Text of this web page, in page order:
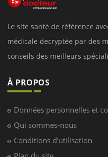
Le site santé de référence
médicale decryptée par des
conseils des meilleurs
À PROPOS
Données personnelles et
Qui sommes-nous
Conditions d'utilisation